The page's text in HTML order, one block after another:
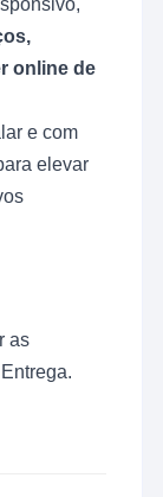
online de
e com
elevar
as